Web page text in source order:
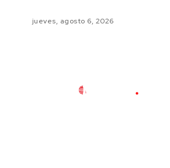
jueves, agosto 6, 2026